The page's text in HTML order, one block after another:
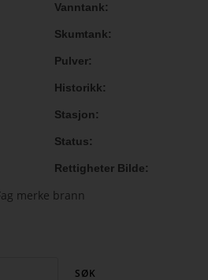
Vanntank
Skumtank
Pulver
Historikk
Stasjon
Status
Rettigheter Bilde
SØK